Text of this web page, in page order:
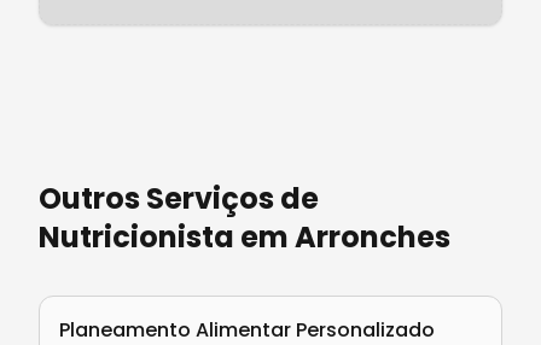
Outros Serviços de
Nutricionista emArronches
Planeamento Alimentar Personalizado